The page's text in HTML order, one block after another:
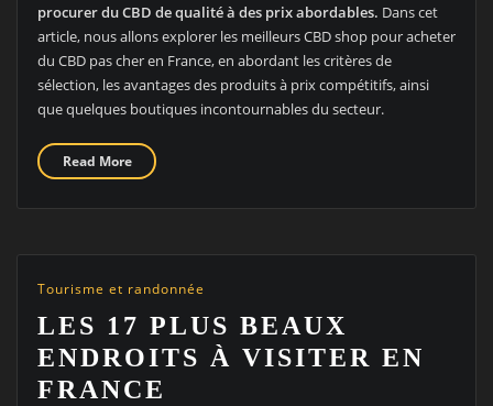
procurer du CBD de qualité à des prix abordables. Dans cet
article, nous allons explorer les meilleurs CBD shop pour acheter
du CBD pas cher en France, en abordant les critères de
sélection, les avantages des produits à prix compétitifs, ainsi
que quelques boutiques incontournables du secteur.
Read More
Tourisme et randonnée
LES 17 PLUS BEAUX
ENDROITS À VISITER EN
FRANCE